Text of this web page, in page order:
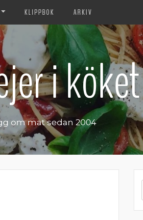
KLIPPBOK ARKIV
i köket
om mat sedan 2004